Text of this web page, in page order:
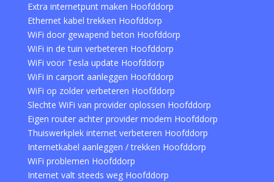
Extra internetpunt maken Hoofddorp
Ethernet kabel trekken Hoofddorp
WiFi door gewapend beton Hoofddorp
WiFi in de tuin verbeteren Hoofddorp
WiFi voor Tesla update Hoofddorp
WiFi in carport aanleggen Hoofddorp
WiFi op zolder verbeteren Hoofddorp
Slechte WiFi van provider oplossen Hoofddorp
Eigen router achter provider modem Hoofddorp
Thuiswerkplek internet verbeteren Hoofddorp
Internetkabel aanleggen / trekken Hoofddorp
WiFi problemen Hoofddorp
Internet valt steeds weg Hoofddorp